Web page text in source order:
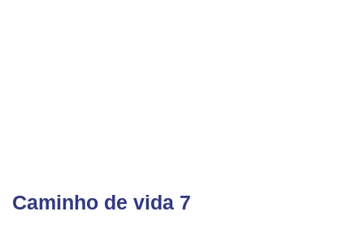
Caminho de vida 7